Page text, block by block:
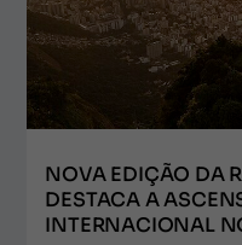
NOVA EDIÇÃO DA
DESTACA A
INTERNACIONAL